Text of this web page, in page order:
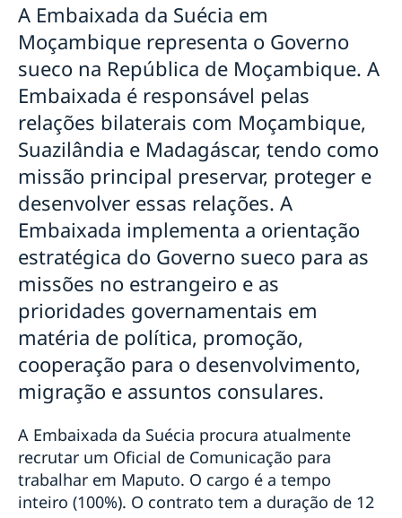
Vaga para Oficial de Comunicação
Vistos e Permissões de Residência, Trabalho e
Estudante para a Suécia
Contratação de serviços de monitoria em Niassa
para a Embaixada da Suécia em Maputo
Provedora de Justiça da Criança da Suécia visita
Moçambique
Suécia e parceiros lançam subsídio para crianças em
Nampula
A Embaixada da Suécia em
Moçambique representa o Governo
sueco na República de Moçambique. A
Embaixada é responsável pelas
relações bilaterais com Moçambique,
Suazilândia e Madagáscar, tendo como
missão principal preservar, proteger e
desenvolver essas relações. A
Embaixada implementa a orientação
estratégica do Governo sueco para as
missões no estrangeiro e as
prioridades governamentais em
matéria de política, promoção,
cooperação para o desenvolvimento,
migração e assuntos consulares.
A Embaixada da Suécia procura atualmente
recrutar um Oficial de Comunicação para
trabalhar em Maputo. O cargo é a tempo
inteiro (100%). O contrato tem a duração de 12